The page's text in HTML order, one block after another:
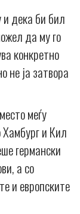
и дека би бил
да му го
конкретно
не ја затвора
меѓу
Хамбург и Кил
германски
а со
и европските